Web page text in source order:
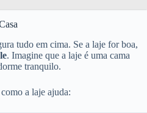
tudo em cima. Se a laje for boa,
. Imagine que a laje é uma cama
tranquilo.
a laje ajuda: